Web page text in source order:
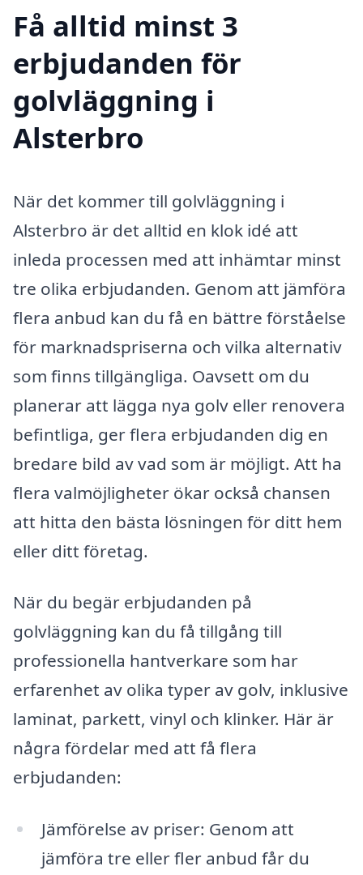
Få alltid minst 3
erbjudanden för
golvläggning i
Alsterbro
När det kommer till golvläggning i
Alsterbro är det alltid en klok idé att
inleda processen med att inhämtar minst
tre olika erbjudanden. Genom att jämföra
flera anbud kan du få en bättre förståelse
för marknadspriserna och vilka alternativ
som finns tillgängliga. Oavsett om du
planerar att lägga nya golv eller renovera
befintliga, ger flera erbjudanden dig en
bredare bild av vad som är möjligt. Att ha
flera valmöjligheter ökar också chansen
att hitta den bästa lösningen för ditt hem
eller ditt företag.
När du begär erbjudanden på
golvläggning kan du få tillgång till
professionella hantverkare som har
erfarenhet av olika typer av golv, inklusive
laminat, parkett, vinyl och klinker. Här är
några fördelar med att få flera
erbjudanden:
Jämförelse av priser: Genom att
jämföra tre eller fler anbud får du